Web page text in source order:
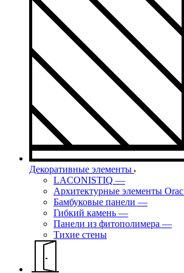
Декоративные элементы
LACONISTIQ —
Архитектурные элементы Orac
Бамбуковые панели —
Гибкий камень —
Панели из фитополимера —
Тихие стены